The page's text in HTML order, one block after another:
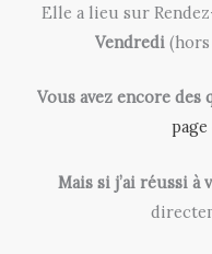
Elle a lieu sur
Vendredi(hors
Vous avez encore des
Mais si j’ai réussi à